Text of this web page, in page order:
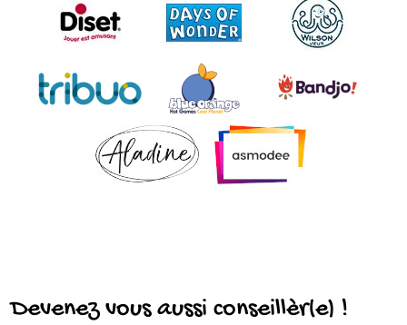
Devenez vous aussi conseillèr(e) !